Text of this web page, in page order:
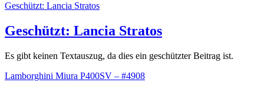
Geschützt: Lancia Stratos
Geschützt: Lancia Stratos
Es gibt keinen Textauszug, da dies ein geschützter Beitrag ist.
Lamborghini Miura P400SV – #4908